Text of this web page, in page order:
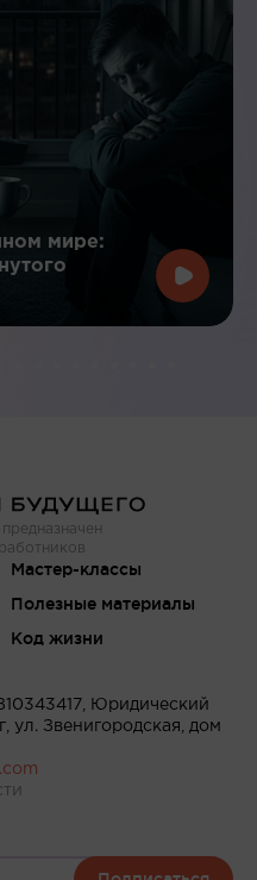
мире:
Мастер-классы
Полезные материалы
Код жизни
Юридический
ул. Звенигородская, дом